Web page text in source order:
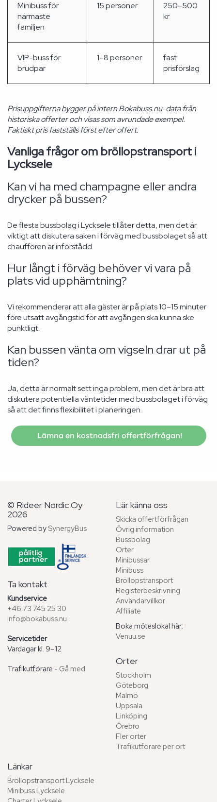
Minibuss för
närmaste
familjen
15 personer
250–500
kr
VIP-buss för
brudpar
1–8 personer
fast
prisförslag
Prisuppgifterna bygger på intern Bokabuss.nu-data från
historiska offerter och visas som avrundade exempel.
Faktiskt pris fastställs först efter offert.
Vanliga frågor om bröllopstransport i
Lycksele
Kan vi ha med champagne eller andra
drycker på bussen?
De flesta bussbolag i Lycksele tillåter detta, men det är
viktigt att diskutera saken i förväg med bussbolaget så att
chauffören är införstådd.
Hur långt i förväg behöver vi vara på
plats vid upphämtning?
Vi rekommenderar att alla gäster är på plats 10–15 minuter
före utsatt avgångstid för att avgången ska kunna ske
punktligt.
Kan bussen vänta om vigseln drar ut på
tiden?
Ja, detta är normalt sett inga problem, men det är bra att
diskutera potentiella väntetider med bussbolaget i förväg
så att det finns flexibilitet i planeringen.
Lämna en kostnadsfri offertförfrågan!
© Rideer Nordic Oy
2026
Powered by SynergyBus
Ta kontakt
Kundservice
+46 73 745 25 30
info@bokabuss.nu
Servicetider
Vardagar kl. 9–12
Trafikutförare - Gå med
Lär känna oss
Skicka offertförfrågan
Övrig information
Bussbolag
Orter
Minibussar
Minibuss
Bröllopstransport
Registerbeskrivning
Användarvillkor
Affiliate
Boka möteslokal här:
Venuu.se
Orter
Stockholm
Göteborg
Malmö
Uppsala
Linköping
Örebro
Fler orter
Trafikutförare per ort
Länkar
Bröllopstransport Lycksele
Minibuss Lycksele